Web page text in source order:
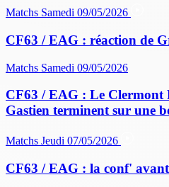
Matchs Samedi 09/05/2026
CF63 / EAG : réaction de
Matchs Samedi 09/05/2026
CF63 / EAG : Le Clermont
Gastien terminent sur une
Matchs Jeudi 07/05/2026
CF63 / EAG : la conf'